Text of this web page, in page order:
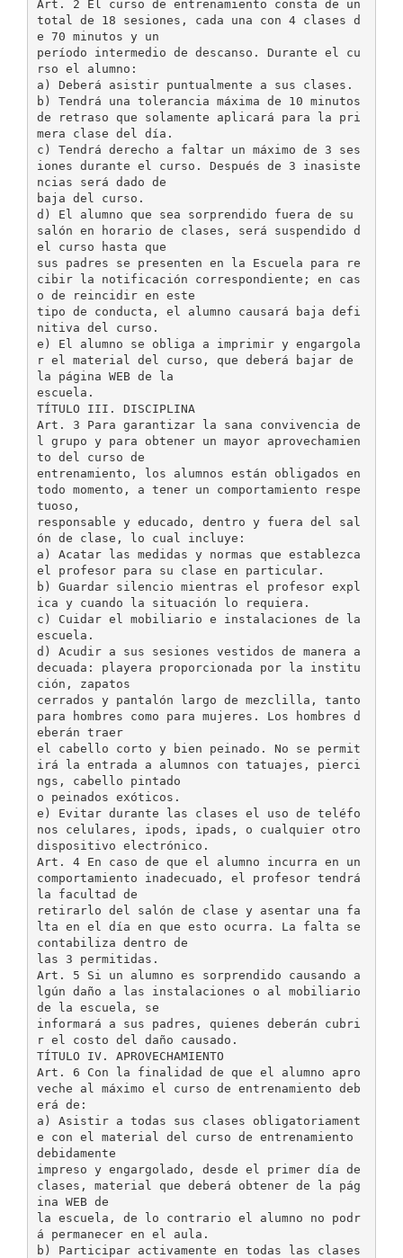
Art. 2 El curso de entrenamiento consta de un
total de 18 sesiones, cada una con 4 clases d
e 70 minutos y un
período intermedio de descanso. Durante el cu
rso el alumno:
a) Deberá asistir puntualmente a sus clases.
b) Tendrá una tolerancia máxima de 10 minutos
de retraso que solamente aplicará para la pri
mera clase del día.
c) Tendrá derecho a faltar un máximo de 3 ses
iones durante el curso. Después de 3 inasiste
ncias será dado de
baja del curso.
d) El alumno que sea sorprendido fuera de su
salón en horario de clases, será suspendido d
el curso hasta que
sus padres se presenten en la Escuela para re
cibir la notificación correspondiente; en cas
o de reincidir en este
tipo de conducta, el alumno causará baja defi
nitiva del curso.
e) El alumno se obliga a imprimir y engargola
r el material del curso, que deberá bajar de
la página WEB de la
escuela.
TÍTULO III. DISCIPLINA
Art. 3 Para garantizar la sana convivencia de
l grupo y para obtener un mayor aprovechamien
to del curso de
entrenamiento, los alumnos están obligados en
todo momento, a tener un comportamiento respe
tuoso,
responsable y educado, dentro y fuera del sal
ón de clase, lo cual incluye:
a) Acatar las medidas y normas que establezca
el profesor para su clase en particular.
b) Guardar silencio mientras el profesor expl
ica y cuando la situación lo requiera.
c) Cuidar el mobiliario e instalaciones de la
escuela.
d) Acudir a sus sesiones vestidos de manera a
decuada: playera proporcionada por la institu
ción, zapatos
cerrados y pantalón largo de mezclilla, tanto
para hombres como para mujeres. Los hombres d
eberán traer
el cabello corto y bien peinado. No se permit
irá la entrada a alumnos con tatuajes, pierci
ngs, cabello pintado
o peinados exóticos.
e) Evitar durante las clases el uso de teléfo
nos celulares, ipods, ipads, o cualquier otro
dispositivo electrónico.
Art. 4 En caso de que el alumno incurra en un
comportamiento inadecuado, el profesor tendrá
la facultad de
retirarlo del salón de clase y asentar una fa
lta en el día en que esto ocurra. La falta se
contabiliza dentro de
las 3 permitidas.
Art. 5 Si un alumno es sorprendido causando a
lgún daño a las instalaciones o al mobiliario
de la escuela, se
informará a sus padres, quienes deberán cubri
r el costo del daño causado.
TÍTULO IV. APROVECHAMIENTO
Art. 6 Con la finalidad de que el alumno apro
veche al máximo el curso de entrenamiento deb
erá de:
a) Asistir a todas sus clases obligatoriament
e con el material del curso de entrenamiento
debidamente
impreso y engargolado, desde el primer día de
clases, material que deberá obtener de la pág
ina WEB de
la escuela, de lo contrario el alumno no podr
á permanecer en el aula.
b) Participar activamente en todas las clases